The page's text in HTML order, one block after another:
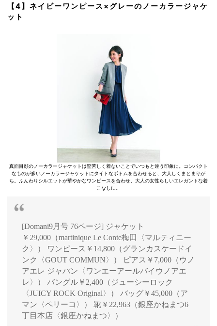
【4】ネイビーワンピース×グレーのノーカラージャケ
ット
真面目顔のノーカラージャケットは堅苦しく着ないことでいつもと違う印象に。コンパクト
なものが多いノーカラージャケットにタイトなボトムを合わせると、大人しくまとまりが
ち。ふんわりシルエットが華やかなワンピースを合わせ、大人の女性らしいエレガントな着
こなしに。
[Domani9月号 76ページ] ジャケット
￥29,000（martinique Le Conte梅田〈マルティニー
ク〉） ワンピース￥14,800（グランカスケードイ
ンク〈GOUT COMMUN〉） ピアス￥7,000（ウノ
アエレ ジャパン〈ワンエーアールバイウノアエ
レ〉） バングル￥2,400（ジューシーロック
〈JUICY ROCK Original〉） バッグ￥45,000（ア
マン〈ペリーコ〉） 靴￥22,963（銀座かねまつ6
丁目本店〈銀座かねまつ〉）